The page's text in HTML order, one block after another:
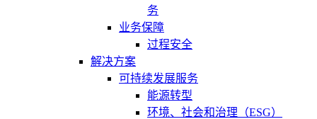
务
业务保障
过程安全
解决方案
可持续发展服务
能源转型
环境、社会和治理（ESG）